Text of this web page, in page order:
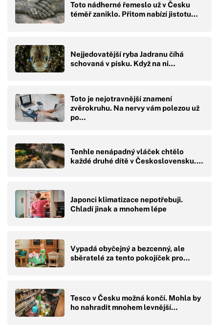
Toto nádherné řemeslo už v Česku
téměř zaniklo. Přitom nabízí jistotu…
Nejjedovatější ryba Jadranu číhá
schovaná v písku. Když na ni…
Toto je nejotravnější znamení
zvěrokruhu. Na nervy vám polezou už
po…
Tenhle nenápadný vláček chtělo
každé druhé dítě v Československu.…
Japonci klimatizace nepotřebuji.
Chladí jinak a mnohem lépe
Vypadá obyčejný a bezcenný, ale
sběratelé za tento pokojíček pro…
Tesco v Česku možná končí. Mohla by
ho nahradit mnohem levnější…